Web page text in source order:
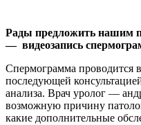
Рады предложить нашим
— видеозапись
Спермограмма проводится
последующей
анализа. Врач уролог —
возможную причину
какие дополнительные